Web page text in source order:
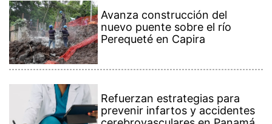
Avanza construcción del
nuevo puente sobre el río
Perequeté en Capira
Refuerzan estrategias para
prevenir infartos y accidentes